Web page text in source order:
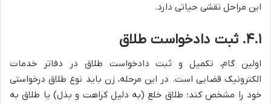
این مراحل نقشی حیاتی دارد.
۴.۱. ثبت دادخواست طلاق
اولین گام، تکمیل و ثبت دادخواست طلاق در دفاتر خدمات
الکترونیک قضایی است. در این مرحله، زن باید نوع طلاق درخواستی
خود را مشخص کند؛ طلاق خلع (به دلیل کراهت و بذل) یا طلاق به